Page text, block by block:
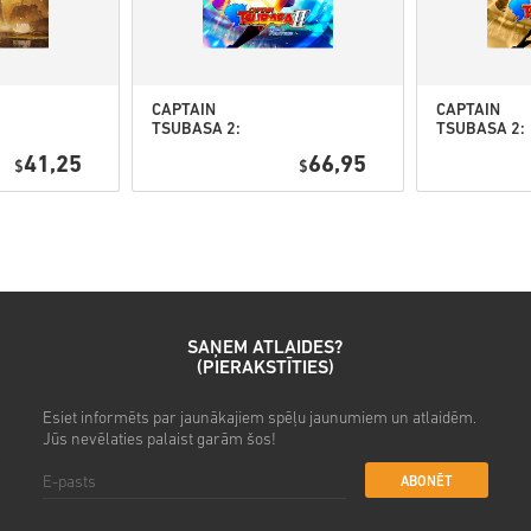
• Ievadi savu e-pasta adresi
• Izvēlies sev vēlamo
• Pabeidz pasūtījumu
Pēc tam saņemsi e-pastu
$41,25
CAPTAIN
TSUBASA 2:
(STEAM) EU
$66,95
CAPTAIN
TSUBASA 2:
Deluxe
SAŅEM ATLAIDES?
(PIERAKSTĪTIES)
Esiet informēts par jaunākajiem spēļu jaunumiem un atlaidēm.
Jūs nevēlaties palaist garām šos!
ABONĒT